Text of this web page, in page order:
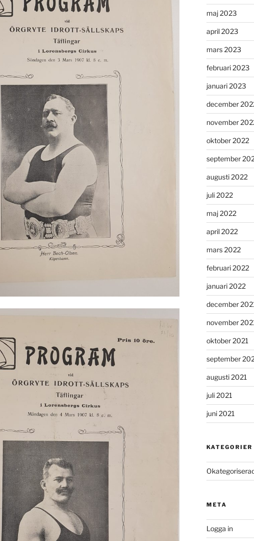
maj 2023
april 2023
mars 2023
februari 2023
januari 2023
december
november
oktober 2022
september
augusti 2022
juli 2022
maj 2022
april 2022
mars 2022
februari 2022
januari 2022
december
november
oktober 2021
september
augusti 2021
juli 2021
juni 2021
KATEGORIER
META
Logga in